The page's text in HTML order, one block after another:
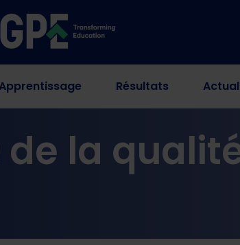
Résultats
la